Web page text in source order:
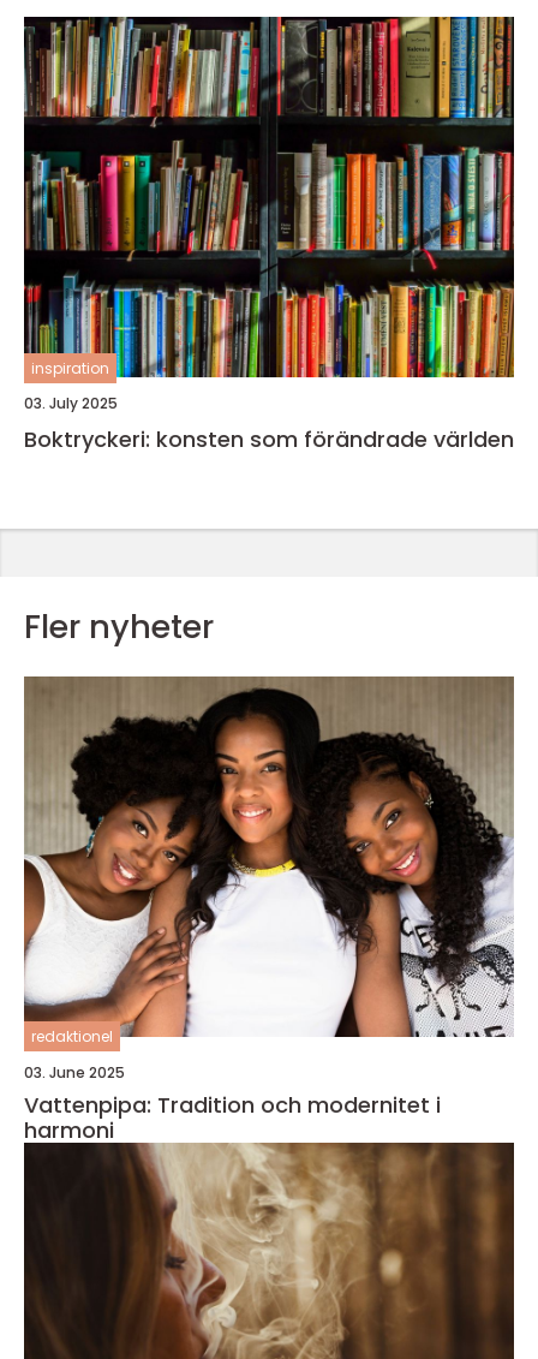
inspiration
03. July 2025
Boktryckeri: konsten som förändrade världen
Fler nyheter
redaktionel
03. June 2025
Vattenpipa: Tradition och modernitet i
harmoni